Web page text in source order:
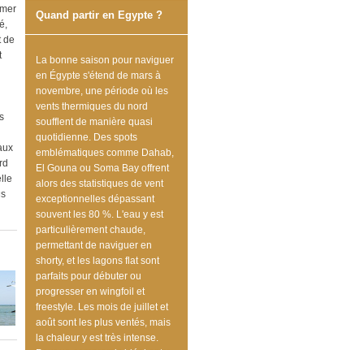
de
Quand partir en Egypte ?
La bonne saison pour naviguer
en Égypte s'étend de mars à
novembre, une période où les
vents thermiques du nord
soufflent de manière quasi
quotidienne. Des spots
emblématiques comme Dahab,
El Gouna ou Soma Bay offrent
alors des statistiques de vent
exceptionnelles dépassant
souvent les 80 %. L'eau y est
particulièrement chaude,
permettant de naviguer en
shorty, et les lagons flat sont
parfaits pour débuter ou
progresser en wingfoil et
freestyle. Les mois de juillet et
août sont les plus ventés, mais
la chaleur y est très intense.